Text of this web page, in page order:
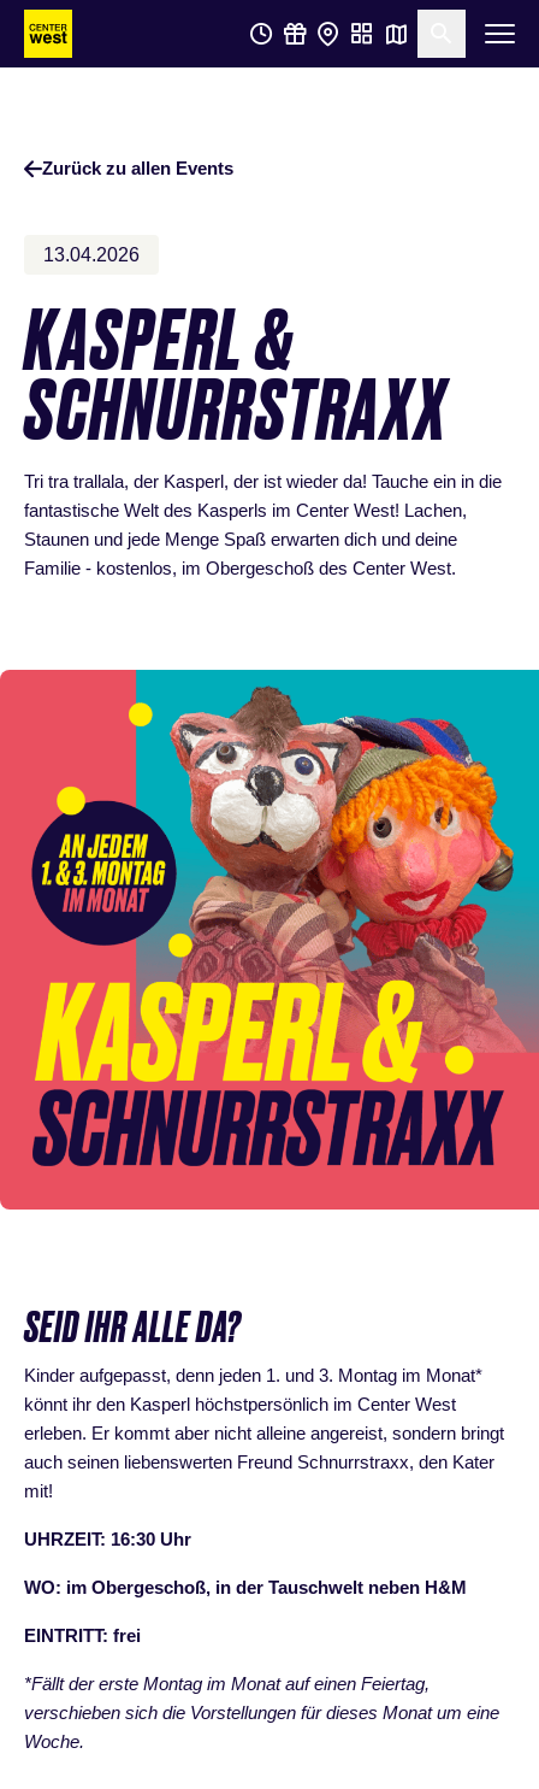
Zum
Hauptinhalt
Zum
Footer
Suche
Zurück zu allen Events
13.04.2026
KASPERL &
SCHNURRSTRAXX
Tri tra trallala, der Kasperl, der ist wieder da! Tauche ein in die
fantastische Welt des Kasperls im Center West! Lachen,
Staunen und jede Menge Spaß erwarten dich und deine
Familie - kostenlos, im Obergeschoß des Center West.
SEID IHR ALLE DA?
Kinder aufgepasst, denn jeden 1. und 3. Montag im Monat*
könnt ihr den Kasperl höchstpersönlich im Center West
erleben. Er kommt aber nicht alleine angereist, sondern bringt
auch seinen liebenswerten Freund Schnurrstraxx, den Kater
mit!
UHRZEIT: 16:30 Uhr
WO: im Obergeschoß, in der Tauschwelt neben H&M
EINTRITT: frei
*Fällt der erste Montag im Monat auf einen Feiertag,
verschieben sich die Vorstellungen für dieses Monat um eine
Woche.